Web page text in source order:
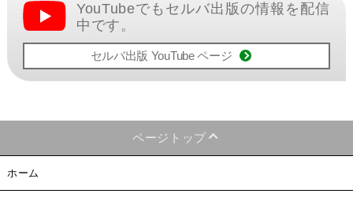
YouTubeでもセルバ出版の情報を配信
中です。
セルバ出版 YouTube ページ
ページトップ
ホーム